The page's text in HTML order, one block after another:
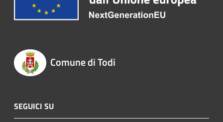
Comune di Todi
SEGUICI SU